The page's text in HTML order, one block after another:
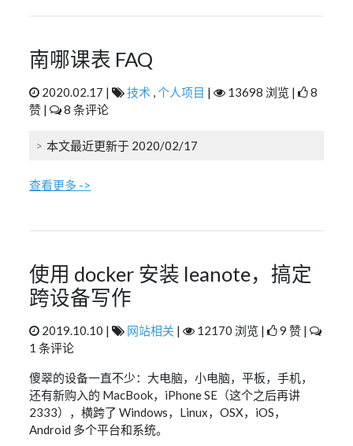
南哪课表 FAQ
2020.02.17 | 技术 ,个人项目 | 13698 浏览 |
8
赞 |
8 条评论
本文最近更新于 2020/02/17
查看更多 ->
使用 docker 安装 leanote，搞定
跨设备写作
2019.10.10 | 网站相关 | 12170 浏览 |
9 赞 |
1 条评论
傻翠的设备一直不少：大电脑，小电脑，平板，手机，
还有新购入的 MacBook，iPhone SE（这个之后再讲
2333），横跨了 Windows，Linux，OSX，iOS，
Android 多个平台和系统。